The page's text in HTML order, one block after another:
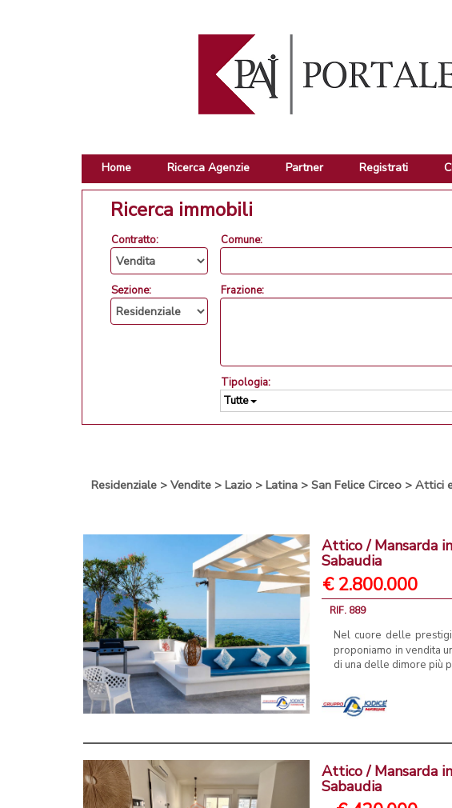
Home Ricerca Agenzie Partner Registrati
Ricerca immobili
Contratto:
Sezione:
Comune:
Frazione:
Tipologia:
Tutte
Residenziale > Vendite > Lazio > Latina > San Felice Circeo > Attici
Attico / Mansarda
Sabaudia
€ 2.800.000
RIF. 889
Nel cuore delle
proponiamo in vendita
di una delle dimore più
Attico / Mansarda
Sabaudia